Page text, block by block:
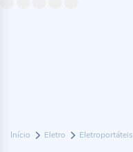
Início Eletro Eletroportáteis